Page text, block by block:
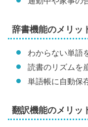
辞書機能のメリッ
わからない単語
読書のリズムを
単語帳に自動保
翻訳機能のメリッ